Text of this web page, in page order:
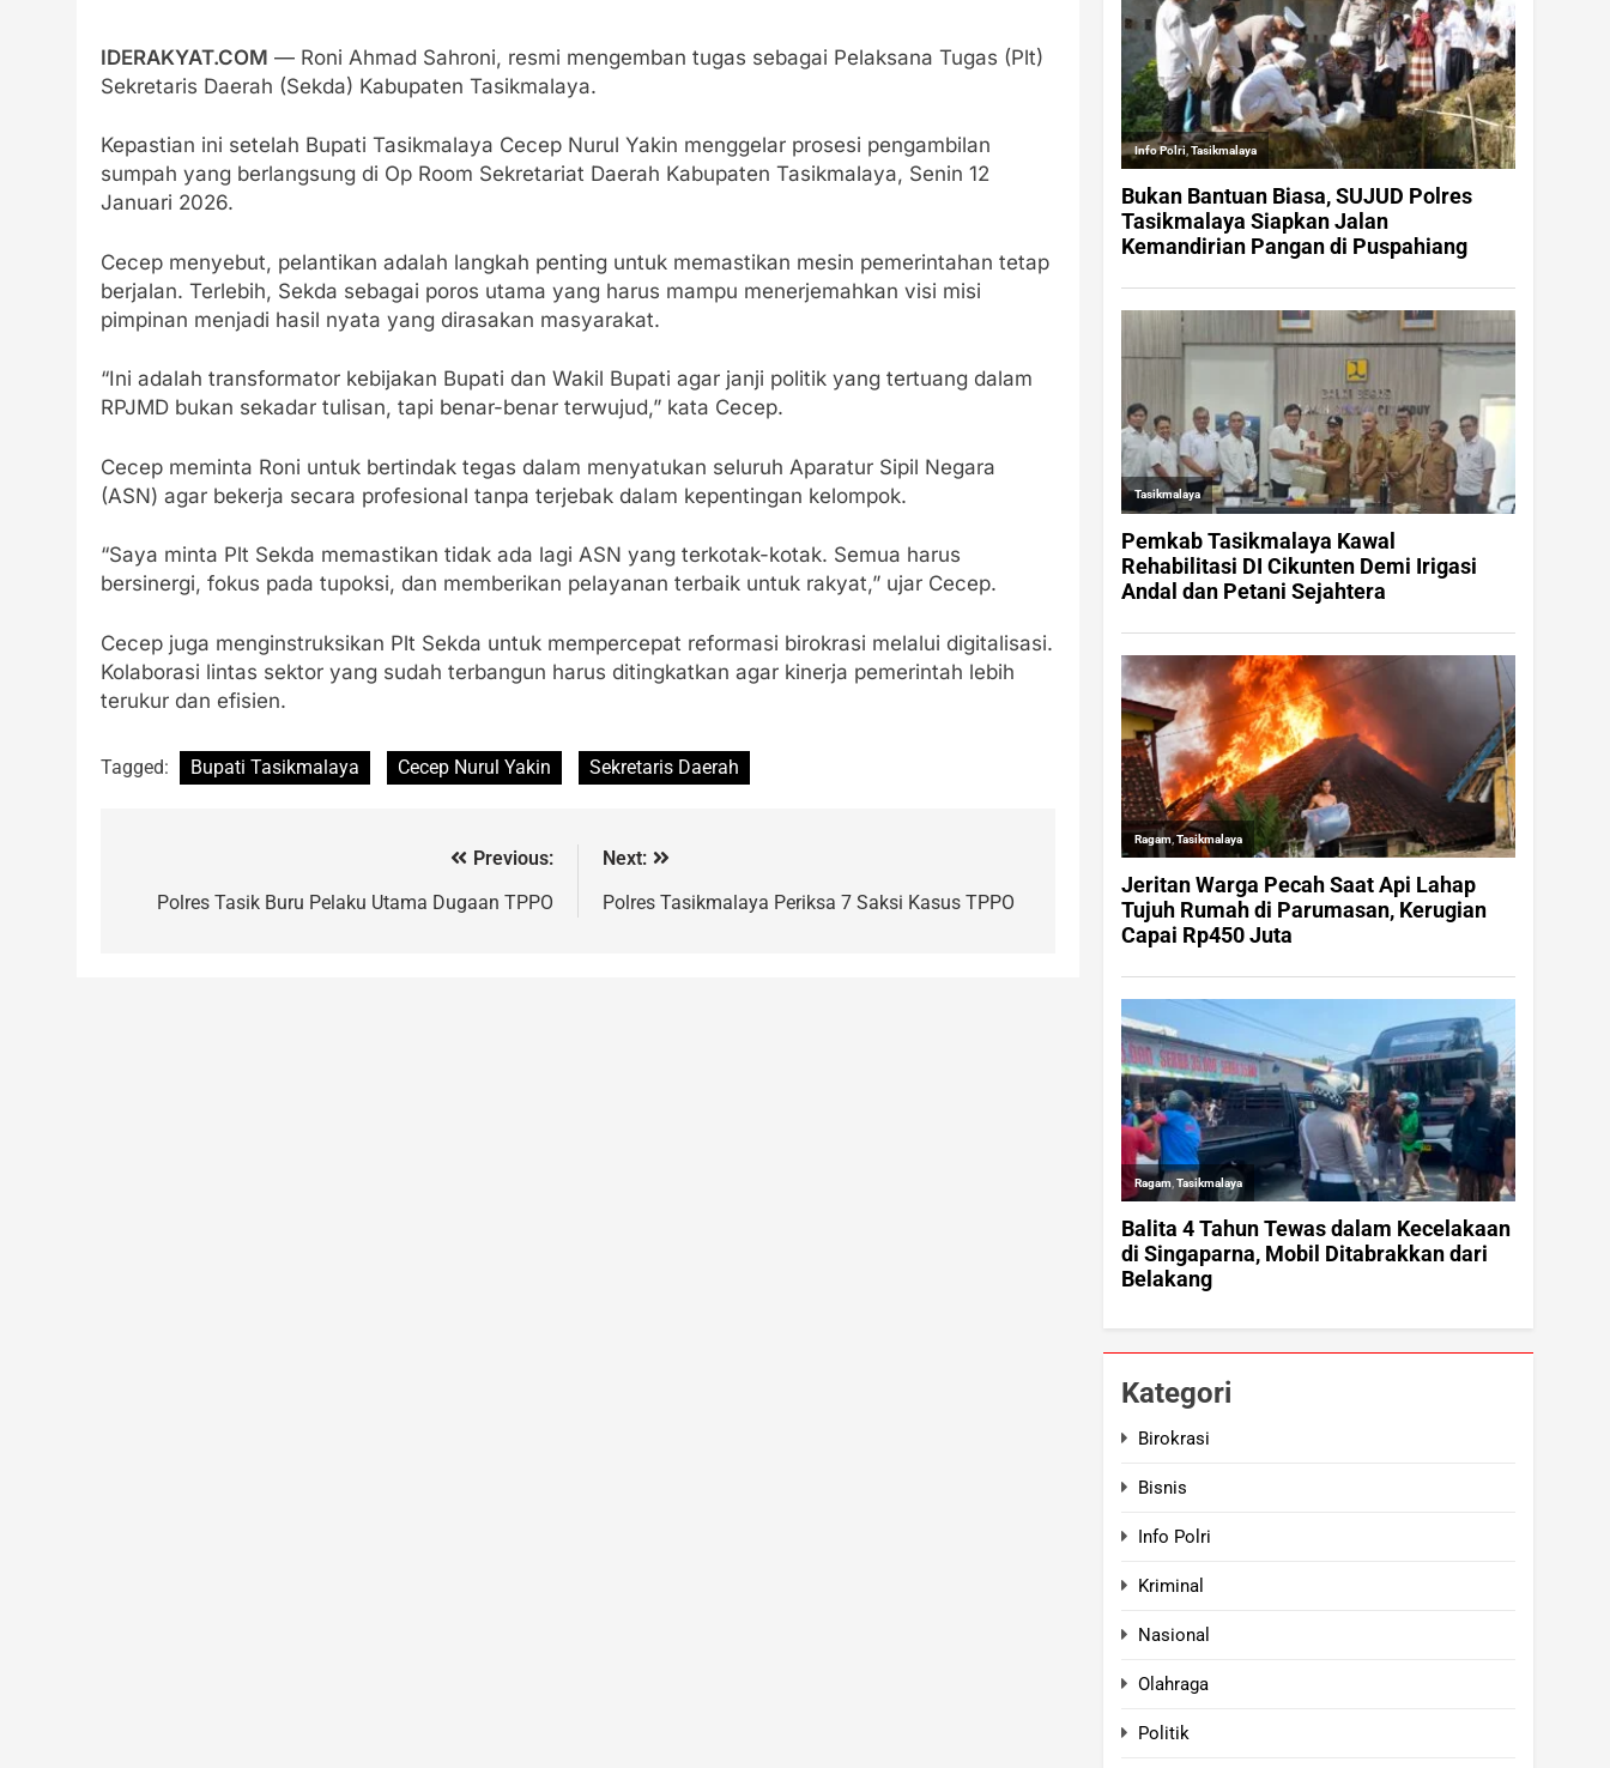
IDERAKYAT.COM — Roni Ahmad Sahroni, resmi mengemban tugas sebagai Pelaksana Tugas (Plt)
Sekretaris Daerah (Sekda) Kabupaten Tasikmalaya.
Kepastian ini setelah Bupati Tasikmalaya Cecep Nurul Yakin menggelar prosesi pengambilan
sumpah yang berlangsung di Op Room Sekretariat Daerah Kabupaten Tasikmalaya, Senin 12
Januari 2026.
Cecep menyebut, pelantikan adalah langkah penting untuk memastikan mesin pemerintahan tetap
berjalan. Terlebih, Sekda sebagai poros utama yang harus mampu menerjemahkan visi misi
pimpinan menjadi hasil nyata yang dirasakan masyarakat.
“Ini adalah transformator kebijakan Bupati dan Wakil Bupati agar janji politik yang tertuang dalam
RPJMD bukan sekadar tulisan, tapi benar-benar terwujud,” kata Cecep.
Cecep meminta Roni untuk bertindak tegas dalam menyatukan seluruh Aparatur Sipil Negara
(ASN) agar bekerja secara profesional tanpa terjebak dalam kepentingan kelompok.
“Saya minta Plt Sekda memastikan tidak ada lagi ASN yang terkotak-kotak. Semua harus
bersinergi, fokus pada tupoksi, dan memberikan pelayanan terbaik untuk rakyat,” ujar Cecep.
Cecep juga menginstruksikan Plt Sekda untuk mempercepat reformasi birokrasi melalui digitalisasi.
Kolaborasi lintas sektor yang sudah terbangun harus ditingkatkan agar kinerja pemerintah lebih
terukur dan efisien.
Tagged: Bupati Tasikmalaya Cecep Nurul Yakin Sekretaris Daerah
Previous:
Polres Tasik Buru Pelaku Utama Dugaan TPPO
Next:
Polres Tasikmalaya Periksa 7 Saksi Kasus TPPO
Kategori
Birokrasi
Bisnis
Info Polri
Kriminal
Nasional
Olahraga
Politik